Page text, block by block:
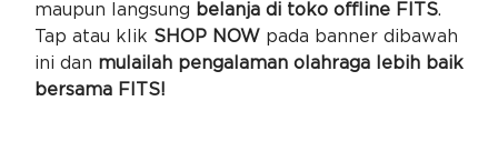
maupun langsung belanja di toko offline FITS.
Tap atau klik SHOP NOW pada banner dibawah
ini dan mulailah pengalaman olahraga lebih baik
bersama FITS!